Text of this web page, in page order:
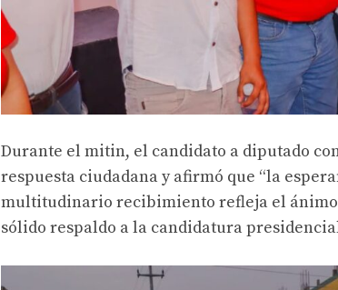
Durante el mitin, el candidato a diputado
respuesta ciudadana y afirmó que “la
multitudinario recibimiento refleja el ánimo
sólido respaldo a la candidatura